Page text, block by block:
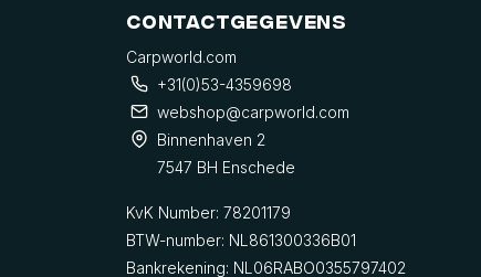
Contactgegevens
Carpworld.com
+31(0)53-4359698
webshop@carpworld.com
Binnenhaven 2
7547 BH Enschede
KvK Number: 78201179
BTW-number: NL861300336B01
Bankrekening: NL06RABO0355797402